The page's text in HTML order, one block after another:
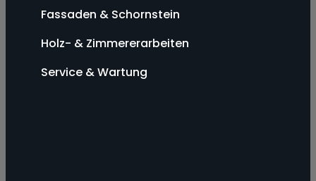
Fassaden & Schornstein
Holz- & Zimmererarbeiten
Service & Wartung